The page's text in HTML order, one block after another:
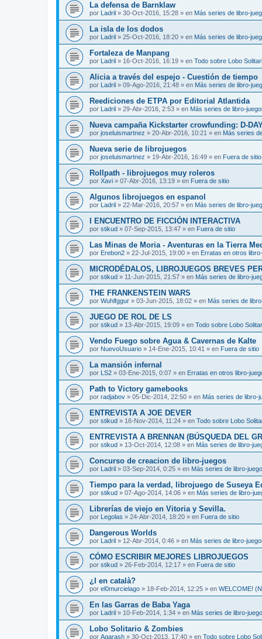
La defensa de Barnklaw
por Ladril » 30-Oct-2016, 15:28 » en Más series de libro-
La isla de los dodos
por Ladril » 25-Oct-2016, 18:20 » en Más series de libro-
Fortaleza de Manpang
por Ladril » 16-Oct-2016, 16:19 » en Todo sobre Lobo
Alicia a través del espejo - Cuestión de tiempo
por Ladril » 09-Ago-2016, 21:48 » en Más series de libro-
Reediciones de ETPA por Editorial Atlantida
por Ladril » 29-Abr-2016, 2:53 » en Más series de libro-
Nueva campaña Kickstarter crowfunding: D-
por joseluismartnez » 20-Abr-2016, 10:21 » en Más series
Nueva serie de librojuegos
por joseluismartnez » 19-Abr-2016, 16:49 » en Fuera de sitio
Rollpath - librojuegos muy roleros
por Xavi » 07-Abr-2016, 13:19 » en Fuera de sitio
Algunos librojuegos en espanol
por Ladril » 22-Mar-2016, 20:57 » en Más series de libro-
I ENCUENTRO DE FICCIÓN INTERACTIVA
por stikud » 07-Sep-2015, 13:47 » en Fuera de sitio
Las Minas de Moria - Aventuras en la Tierra
por Erebon2 » 22-Jul-2015, 19:00 » en Erratas en otros
MICRODÉDALOS, LIBROJUEGOS BREVES
por stikud » 11-Jun-2015, 21:57 » en Más series de libro-
THE FRANKENSTEIN WARS
por Wuhlfggur » 03-Jun-2015, 18:02 » en Más series de
JUEGO DE ROL DE LS
por stikud » 13-Abr-2015, 19:09 » en Todo sobre Lobo
Vendo Fuego sobre Agua & Cavernas de Kalte
por NuevoUsuario » 14-Ene-2015, 10:41 » en Fuera de sitio
La mansión infernal
por LS2 » 03-Ene-2015, 0:07 » en Erratas en otros libro-
Path to Victory gamebooks
por radjabov » 05-Dic-2014, 22:50 » en Más series de libro-
ENTREVISTA A JOE DEVER
por stikud » 16-Nov-2014, 11:24 » en Todo sobre Lobo
ENTREVISTA A BRENNAN (BÚSQUEDA DEL
por stikud » 13-Oct-2014, 12:08 » en Más series de libro-
Concurso de creacion de libro-juegos
por Ladril » 03-Sep-2014, 0:25 » en Más series de libro-
Tiempo para la verdad, librojuego de Suseya
por stikud » 07-Ago-2014, 14:06 » en Más series de libro-
Librerías de viejo en Vitoria y Sevilla.
por Legolas » 24-Abr-2014, 18:20 » en Fuera de sitio
Dangerous Worlds
por Ladril » 12-Abr-2014, 0:46 » en Más series de libro-
CÓMO ESCRIBIR MEJORES LIBROJUEGOS
por stikud » 26-Feb-2014, 12:17 » en Fuera de sitio
¿I en català?
por el0murcielago » 18-Feb-2014, 12:25 » en WELCOME!
En las Garras de Baba Yaga
por Ladril » 10-Feb-2014, 1:34 » en Más series de libro-
Lobo Solitario & Zombies
por Agarash » 30-Oct-2013, 17:40 » en Todo sobre Lobo